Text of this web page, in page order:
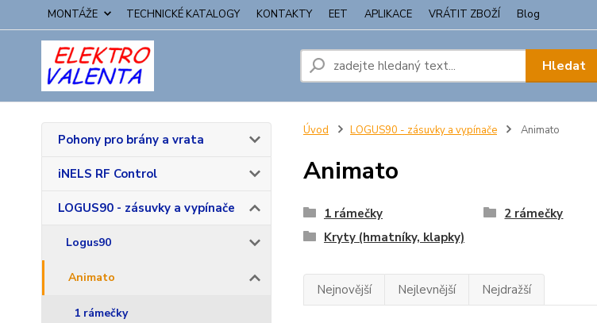
MONTÁŽE TECHNICKÉ KATALOGY KONTAKTY EET APLIKACE VRÁTIT ZBOŽÍ Blog
Hledat
Pohony pro brány a vrata
iNELS RF Control
LOGUS90 - zásuvky a vypínače
Logus90
Animato
1 rámečky
Úvod LOGUS90 - zásuvky a vypínače Animato
Animato
1 rámečky 2 rámečky
Kryty (hmatníky, klapky)
Nejnovější Nejlevnější Nejdražší